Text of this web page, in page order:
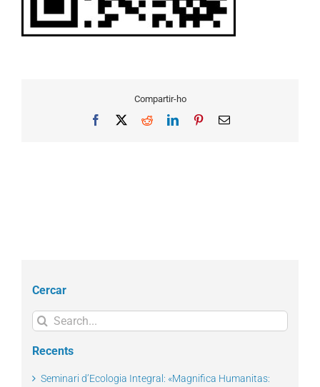
Compartir-ho
Facebook RedditLinkedInPinterestEmail
Cercar
Search
for:
Recents
Seminari d’Ecologia Integral: «Magnifica Humanitas: